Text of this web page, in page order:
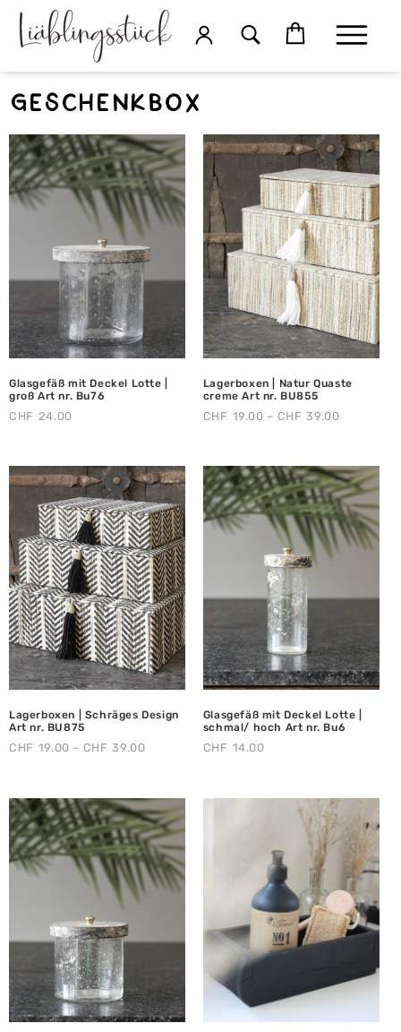
Geschenkbox
Glasgefäß mit Deckel Lotte |
groß Art nr. Bu76
CHF 24.00
Lagerboxen | Natur Quaste
creme Art nr. BU855
CHF 19.00 – CHF 39.00
Lagerboxen | Schräges Design
Art nr. BU875
CHF 19.00 – CHF 39.00
Glasgefäß mit Deckel Lotte |
schmal/ hoch Art nr. Bu6
CHF 14.00